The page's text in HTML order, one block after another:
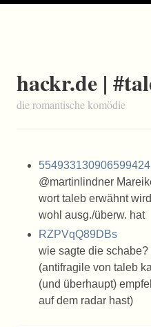
hackr.de |
die romantische komödie
554933130906599424
@martinlindner
wort taleb erwähnt
wohl ausg./überw. hat
RZPVqQ89DBs
wie sagte die
(antifragile von taleb
(und überhaupt)
auf dem radar hast)